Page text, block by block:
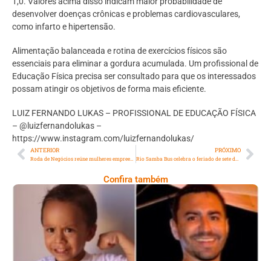
desenvolver doenças crônicas e problemas cardiovasculares,
como infarto e hipertensão.
Alimentação balanceada e rotina de exercícios físicos são
essenciais para eliminar a gordura acumulada. Um profissional de
Educação Física precisa ser consultado para que os interessados
possam atingir os objetivos de forma mais eficiente.
LUIZ FERNANDO LUKAS – PROFISSIONAL DE EDUCAÇÃO FÍSICA
– @luizfernandolukas –
https://www.instagram.com/luizfernandolukas/
ANTERIOR PRÓXIMO
Confira também
Comoção Marca Despedida De Menino De 3
Anos E Reacende Debate Sobre Proteção À
Infância